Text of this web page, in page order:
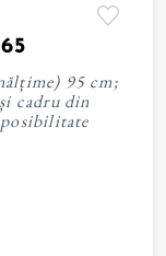
95 cm;
cadru din